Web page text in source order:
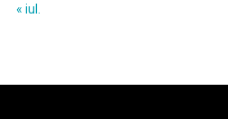
« iul.